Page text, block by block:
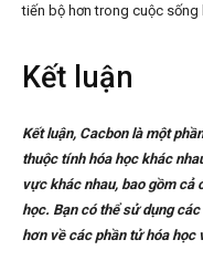
tiến bộ hơn trong cuộc sống
Kết luận
Kết luận, Cacbon là một
thuộc tính hóa học khác
vực khác nhau, bao gồm cả
học. Bạn có thể sử dụng
hơn về các phần tử hóa học